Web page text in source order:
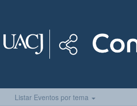
Listar Eventos por tema